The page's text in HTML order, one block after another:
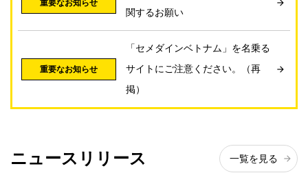
関するお願い
「セメダインベトナム」を名乗る
サイトにご注意ください。（再
掲）
ニュースリリース 一覧を見る